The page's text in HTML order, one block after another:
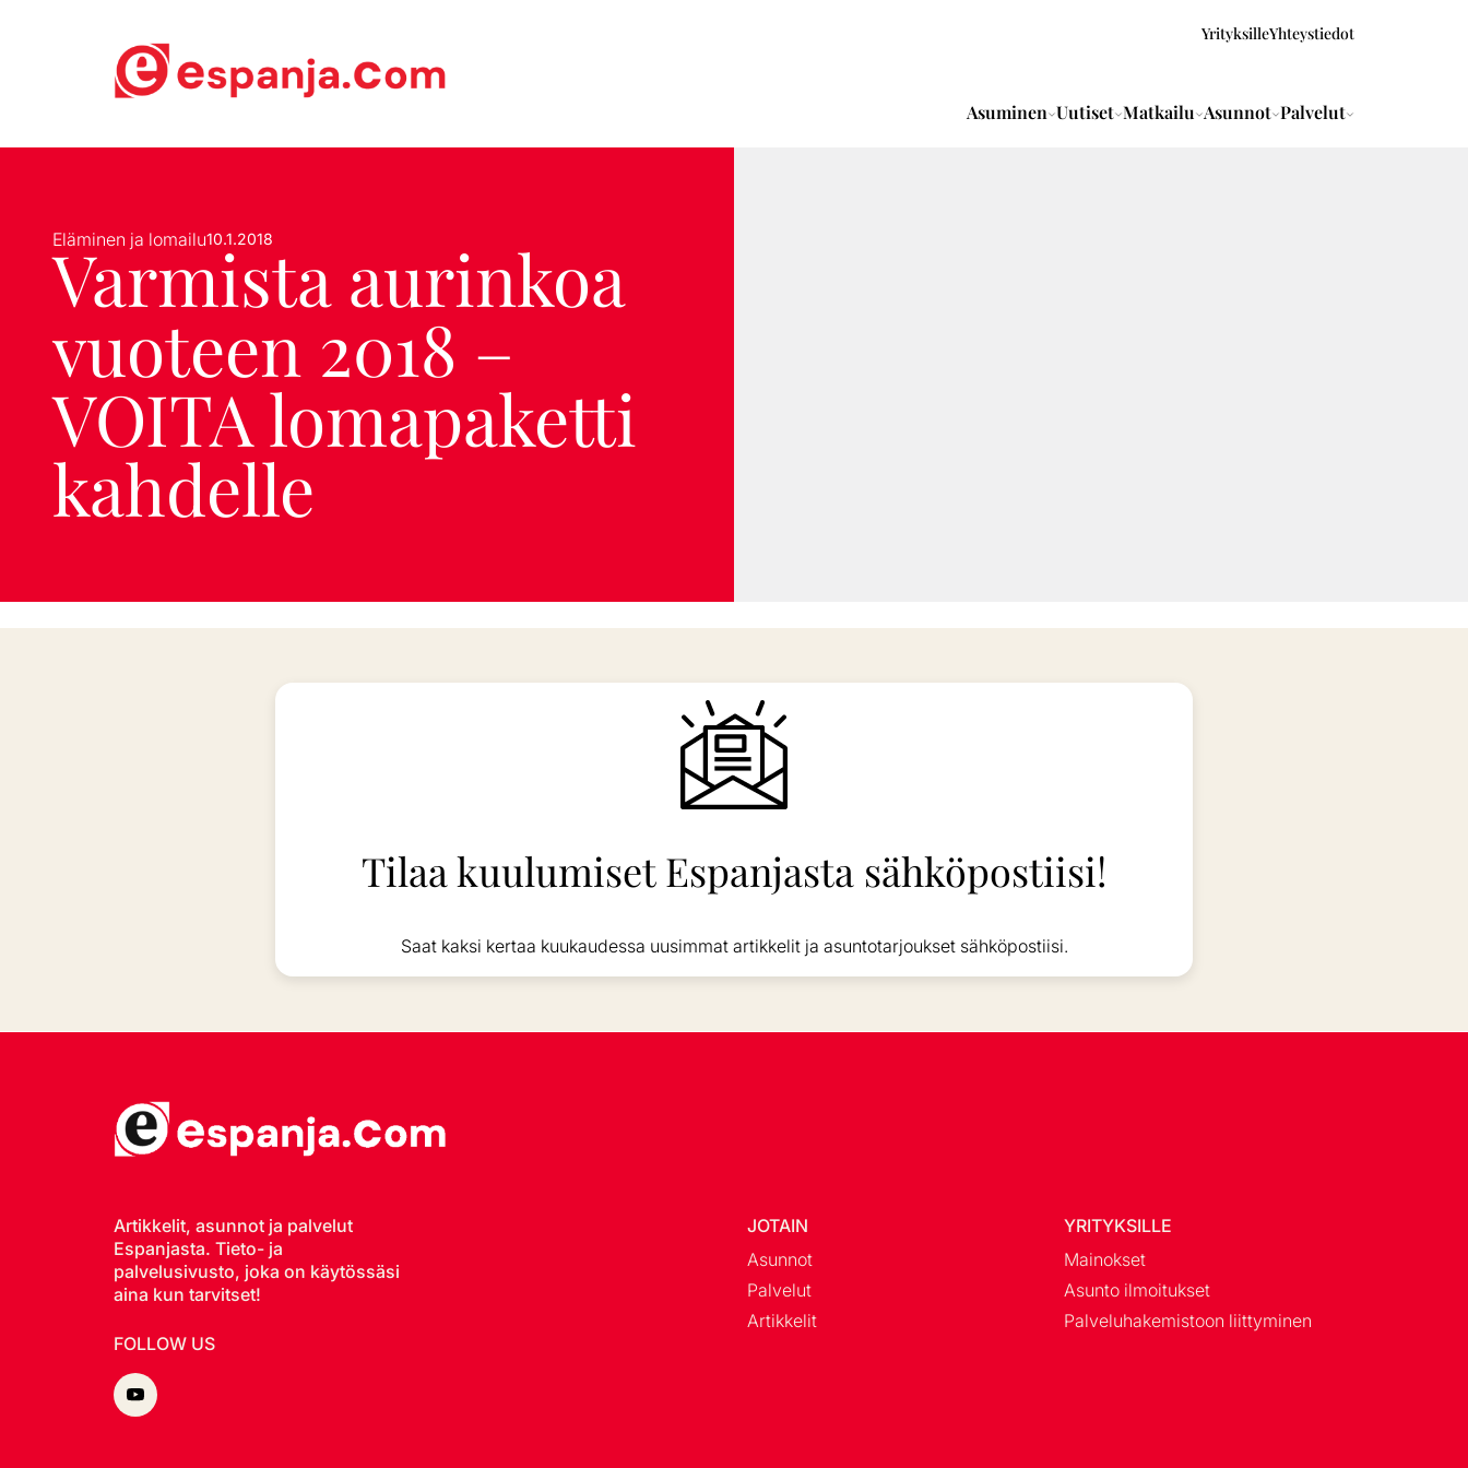
YrityksilleYhteystiedot
Asuminen Uutiset Matkailu Asunnot Palvelut
Eläminen ja lomailu10.1.2018
Varmista aurinkoa
vuoteen 2018 –
VOITA lomapaketti
kahdelle
Tilaa kuulumiset Espanjasta sähköpostiisi!
Saat kaksi kertaa kuukaudessa uusimmat artikkelit ja asuntotarjoukset sähköpostiisi.
Artikkelit, asunnot ja palvelut
Espanjasta. Tieto- ja
palvelusivusto, joka on käytössäsi
aina kun tarvitset!
FOLLOW US
JOTAIN
Asunnot
Palvelut
Artikkelit
YRITYKSILLE
Mainokset
Asunto ilmoitukset
Palveluhakemistoon liittyminen